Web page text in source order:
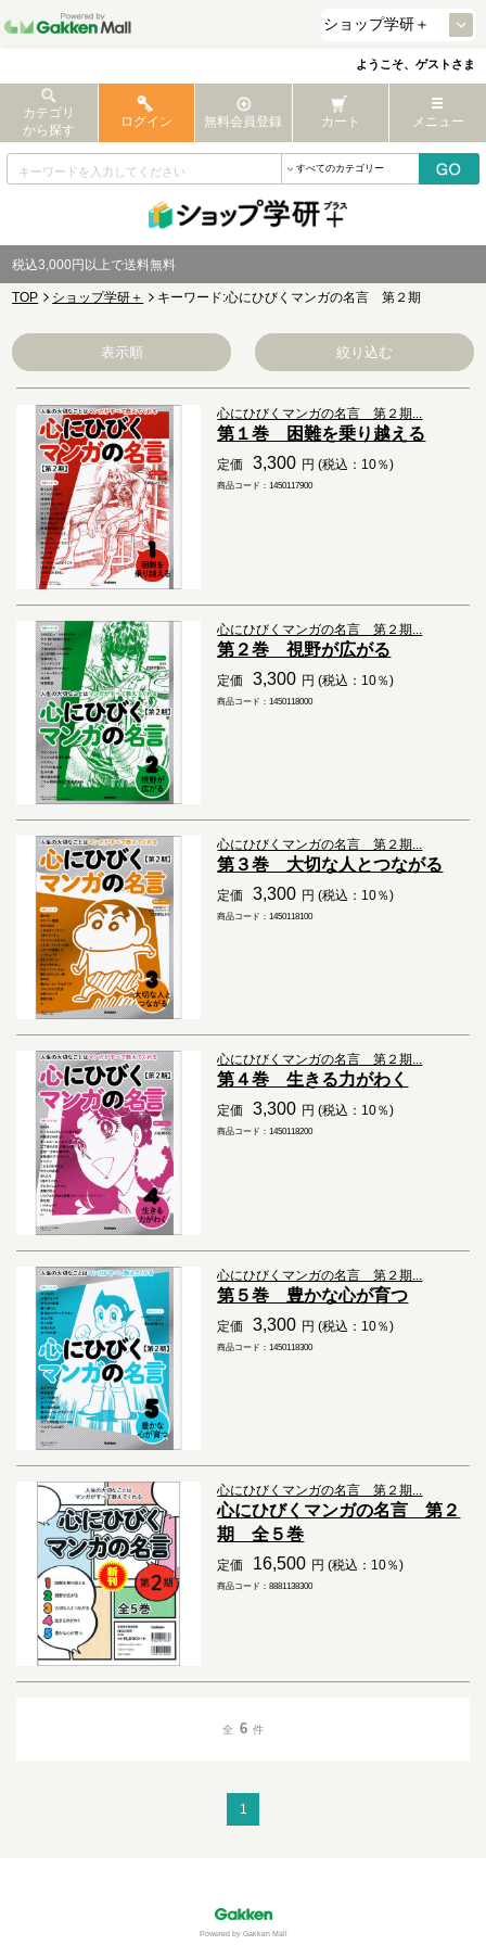
ようこそ、ゲストさま
カテゴリ
から探す
ログイン 無料会員登録 カート メニュー
税込3,000円以上で送料無料
TOP ショップ学研＋ キーワード:心にひびくマンガの名言 第２期
表示順 絞り込む
心にひびくマンガの名言 第２期...
第１巻 困難を乗り越える
定価 3,300 円 (税込：10％)
商品コード：1450117900
心にひびくマンガの名言 第２期...
第２巻 視野が広がる
定価 3,300 円 (税込：10％)
商品コード：1450118000
心にひびくマンガの名言 第２期...
第３巻 大切な人とつながる
定価 3,300 円 (税込：10％)
商品コード：1450118100
心にひびくマンガの名言 第２期...
第４巻 生きる力がわく
定価 3,300 円 (税込：10％)
商品コード：1450118200
心にひびくマンガの名言 第２期...
第５巻 豊かな心が育つ
定価 3,300 円 (税込：10％)
商品コード：1450118300
心にひびくマンガの名言 第２期...
心にひびくマンガの名言 第２
期 全５巻
定価 16,500 円 (税込：10％)
商品コード：8881138300
全 6 件
1
Powered by Gakken Mall